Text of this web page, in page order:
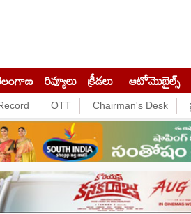
రివ్యూలు క్రీడలు ఆటోమొబైల్స్
OTT Chairman's Desk